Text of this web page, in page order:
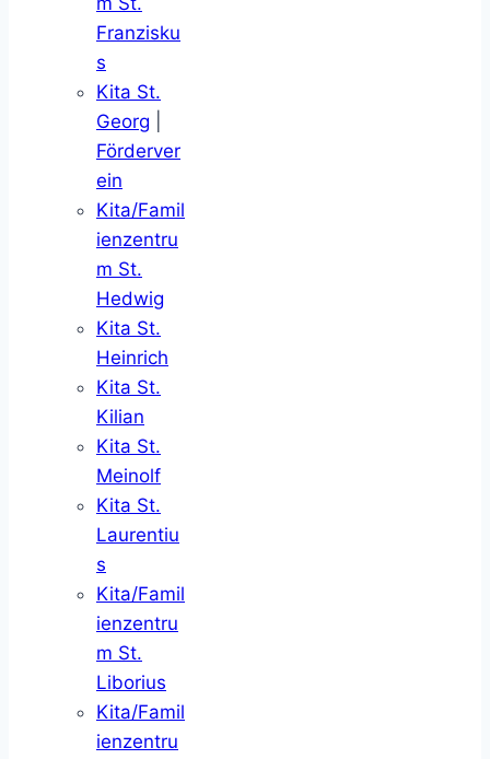
Franzisku
s
Kita St.
Georg
Förderver
ein
Kita/Famil
ienzentru
m St.
Hedwig
Kita St.
Heinrich
Kita St.
Kilian
Kita St.
Meinolf
Kita St.
Laurentiu
s
Kita/Famil
ienzentru
m St.
Liborius
Kita/Famil
ienzentru